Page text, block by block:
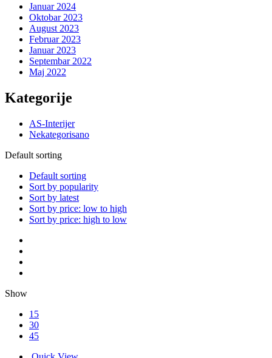
Januar 2024
Oktobar 2023
August 2023
Februar 2023
Januar 2023
Septembar 2022
Maj 2022
Kategorije
AS-Interijer
Nekategorisano
Default sorting
Default sorting
Sort by popularity
Sort by latest
Sort by price: low to high
Sort by price: high to low
Show
15
30
45